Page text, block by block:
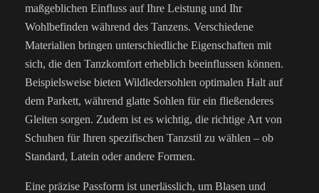
maßgeblichen Einfluss auf Ihre Leistung und Ihr
Wohlbefinden während des Tanzens. Verschiedene
Materialien bringen unterschiedliche Eigenschaften mit
sich, die den Tanzkomfort erheblich beeinflussen können.
Beispielsweise bieten Wildledersohlen optimalen Halt auf
dem Parkett, während glatte Sohlen für ein fließenderes
Gleiten sorgen. Zudem ist es wichtig, die richtige Art von
Schuhen für Ihren spezifischen Tanzstil zu wählen – ob
Standard, Latein oder andere Formen.
Eine präzise Passform ist unerlässlich, um Blasen und